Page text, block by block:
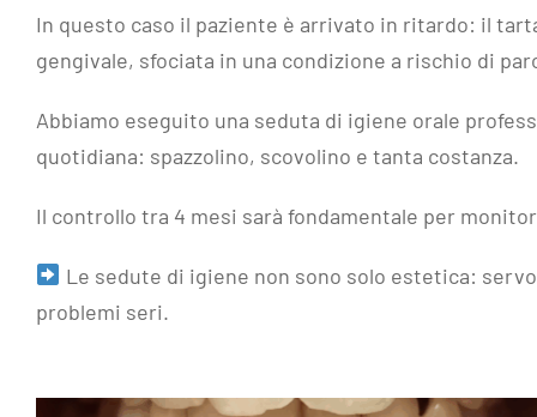
In questo caso il paziente è arrivato in ritardo: il
gengivale, sfociata in una condizione a rischio di
Abbiamo eseguito una seduta di igiene orale
quotidiana: spazzolino, scovolino e tanta costanza.
Il controllo tra 4 mesi sarà fondamentale per
Le sedute di igiene non sono solo estetica:
problemi seri.